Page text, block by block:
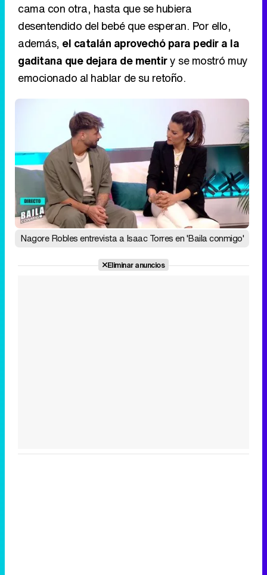
cama con otra, hasta que se hubiera
desentendido del bebé que esperan. Por ello,
además, el catalán aprovechó para pedir a la
gaditana que dejara de mentiry se mostró muy
emocionado al hablar de su retoño.
Nagore Robles entrevista a Isaac Torres en 'Baila conmigo'
Eliminar anuncios